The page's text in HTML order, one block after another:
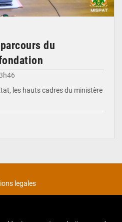
du
les hauts cadres du ministère
legales